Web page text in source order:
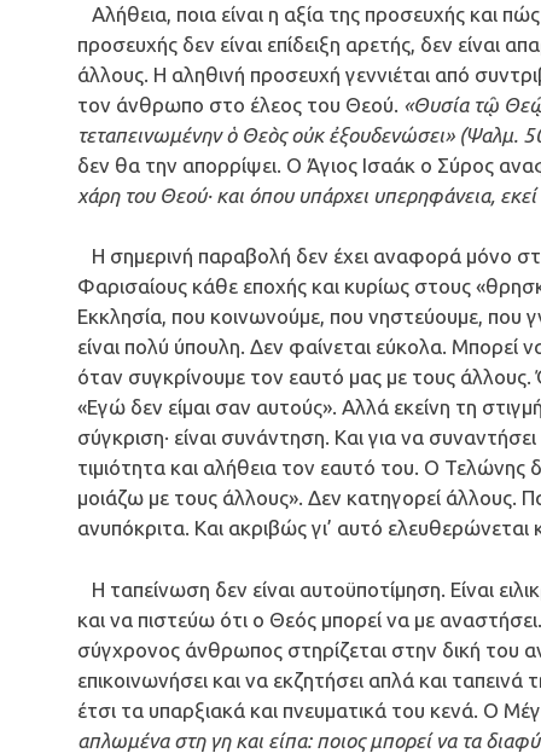
Αλήθεια, ποια είναι η αξία της προσευχής και
προσευχής δεν είναι επίδειξη αρετής, δεν είναι
άλλους. Η αληθινή προσευχή γεννιέται από
τον άνθρωπο στο έλεος του Θεού. «Θυσία τῷ Θεῷ
τεταπεινωμένην ὁ Θεὸς οὐκ ἐξουδενώσει» (Ψαλμ.
δεν θα την απορρίψει. Ο Άγιος Ισαάκ ο Σύρος
χάρη του Θεού· και όπου υπάρχει υπερηφάνεια, εκεί
Η σημερινή παραβολή δεν έχει αναφορά μόνο
Φαρισαίους κάθε εποχής και κυρίως στους
Εκκλησία, που κοινωνούμε, που νηστεύουμε, που
είναι πολύ ύπουλη. Δεν φαίνεται εύκολα. Μπορεί
όταν συγκρίνουμε τον εαυτό μας με τους
«Εγώ δεν είμαι σαν αυτούς». Αλλά εκείνη τη
σύγκριση· είναι συνάντηση. Και για να
τιμιότητα και αλήθεια τον εαυτό του. Ο Τελώνης
μοιάζω με τους άλλους». Δεν κατηγορεί άλλους.
ανυπόκριτα. Και ακριβώς γι’ αυτό ελευθερώνεται
Η ταπείνωση δεν είναι αυτοϋποτίμηση. Είναι
και να πιστεύω ότι ο Θεός μπορεί να με
σύγχρονος άνθρωπος στηρίζεται στην δική του
επικοινωνήσει και να εκζητήσει απλά και
έτσι τα υπαρξιακά και πνευματικά του κενά. Ο
απλωμένα στη γη και είπα: ποιος μπορεί να τα